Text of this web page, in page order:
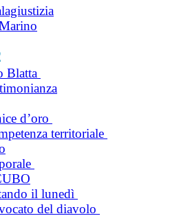
Blatta
d’oro
territoriale
il lunedì
del diavolo